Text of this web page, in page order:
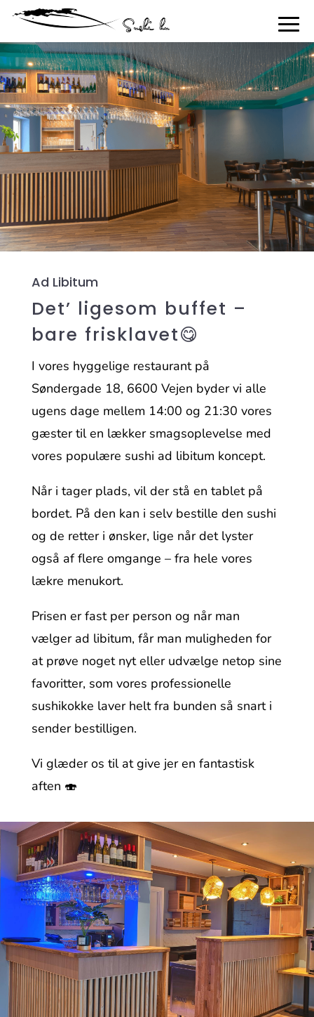
Ad Libitum
Det’ ligesom buffet –
bare frisklavet😋
I vores hyggelige restaurant på
Søndergade 18, 6600 Vejen byder vi alle
ugens dage mellem 14:00 og 21:30 vores
gæster til en lækker smagsoplevelse med
vores populære sushi ad libitum koncept.
Når i tager plads, vil der stå en tablet på
bordet. På den kan i selv bestille den sushi
og de retter i ønsker, lige når det lyster
også af flere omgange – fra hele vores
lækre menukort.
Prisen er fast per person og når man
vælger ad libitum, får man muligheden for
at prøve noget nyt eller udvælge netop sine
favoritter, som vores professionelle
sushikokke laver helt fra bunden så snart i
sender bestilligen.
Vi glæder os til at give jer en fantastisk
aften 🍣